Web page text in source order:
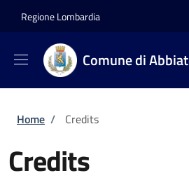
Regione Lombardia
Comune di
Briciole di pane
Home / Credits
Credits